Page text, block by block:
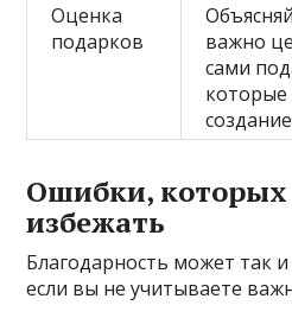
Оценка
подарков
важно
сами
Ошибки, которых
избежать
Благодарность может так
если вы не учитываете